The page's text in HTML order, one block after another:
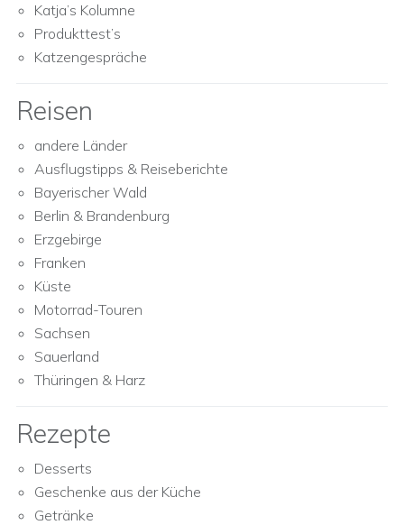
Katja’s Kolumne
Produkttest’s
Katzengespräche
Reisen
andere Länder
Ausflugstipps & Reiseberichte
Bayerischer Wald
Berlin & Brandenburg
Erzgebirge
Franken
Küste
Motorrad-Touren
Sachsen
Sauerland
Thüringen & Harz
Rezepte
Desserts
Geschenke aus der Küche
Getränke